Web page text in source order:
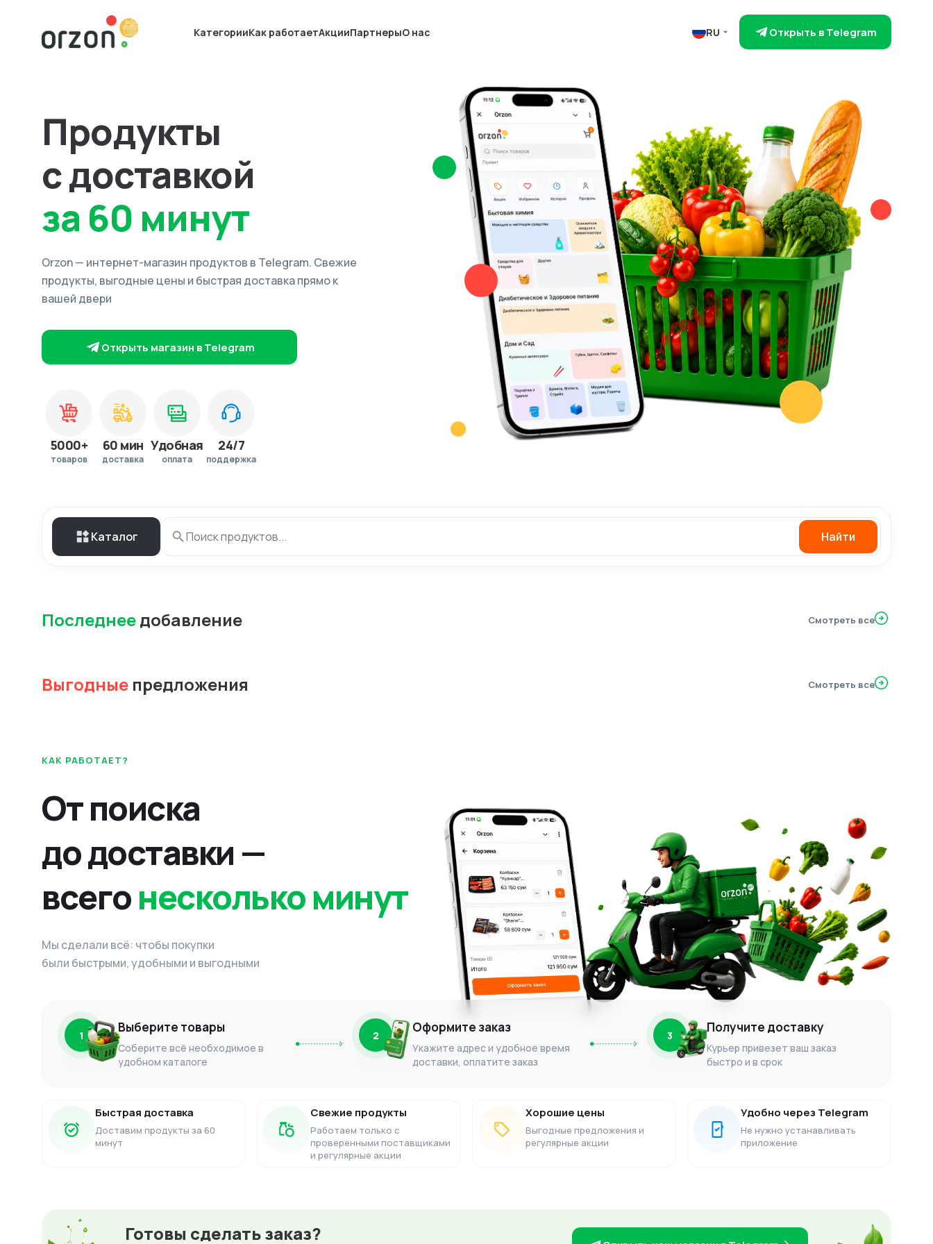
КатегорииКак работаетАкцииПартнерыО нас RU Открыть в Telegram
Продукты
с доставкой
за 60 минут
Orzon — интернет-магазин продуктов в Telegram. Свежие
продукты, выгодные цены и быстрая доставка прямо к
вашей двери
Открыть магазин в Telegram
5000+
товаров
60 мин
доставка
Удобная
оплата
24/7
поддержка
Каталог Найти
Последнеедобавление Смотреть все
Выгодные предложения Смотреть все
КАК РАБОТАЕТ?
От поиска
до доставки —
всегонесколько минут
Мы сделали всё: чтобы покупки
были быстрыми, удобными и выгодными
1 Выберите товары
Соберите всё необходимое в
удобном каталоге
2 Оформите заказ
Укажите адрес и удобное время
доставки, оплатите заказ
3 Получите доставку
Курьер привезет ваш заказ
быстро и в срок
Быстрая доставка
Доставим продукты за 60
минут
Свежие продукты
Работаем только с
проверенными поставщиками
и регулярные акции
Хорошие цены
Выгодные предложения и
регулярные акции
Удобно через Telegram
Не нужно устанавливать
приложение
Готовы сделать заказ?